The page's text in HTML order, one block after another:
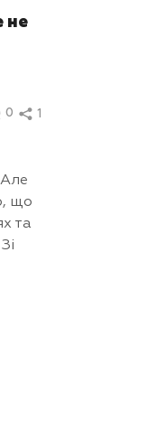
не
0 1
що
та